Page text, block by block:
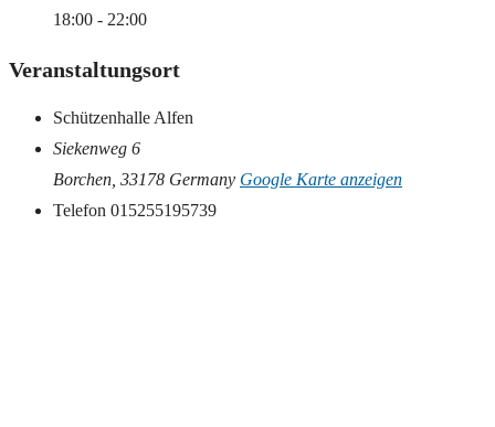
18:00 - 22:00
Veranstaltungsort
Schützenhalle Alfen
Siekenweg 6
Borchen, 33178 Germany Google Karte anzeigen
Telefon 015255195739